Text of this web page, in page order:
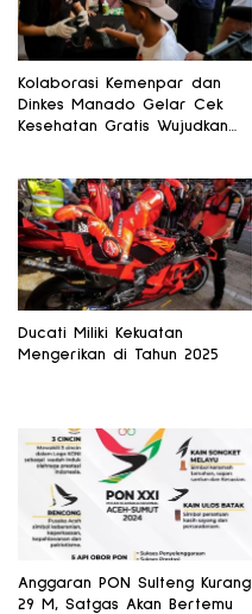
Kolaborasi Kemenpar dan
Dinkes Manado Gelar Cek
Kesehatan Gratis Wujudkan
Ducati Miliki Kekuatan
Mengerikan di Tahun 2025
Anggaran PON Sulteng Kurang
29 M, Satgas Akan Bertemu